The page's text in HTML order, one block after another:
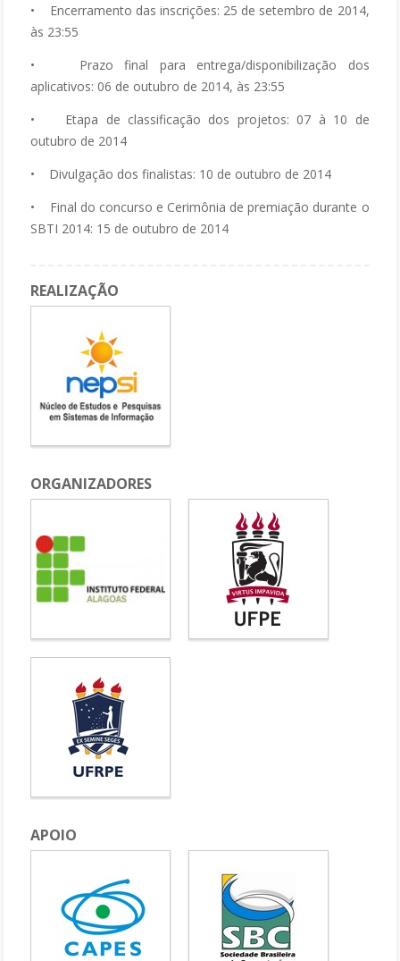
• Encerramento das inscrições: 25 de setembro de 2014,
às 23:55
• Prazo final para entrega/disponibilização dos
aplicativos: 06 de outubro de 2014, às 23:55
• Etapa de classificação dos projetos: 07 à 10 de
outubro de 2014
• Divulgação dos finalistas: 10 de outubro de 2014
• Final do concurso e Cerimônia de premiação durante o
SBTI 2014: 15 de outubro de 2014
REALIZAÇÃO
ORGANIZADORES
APOIO